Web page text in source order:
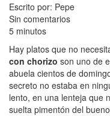
Escrito por: Pepe
Sin comentarios
5 minutos
Hay platos que no
con chorizo son uno de
abuela cientos de
secreto no estaba en
lento, en una lenteja que
suelta pimentón del